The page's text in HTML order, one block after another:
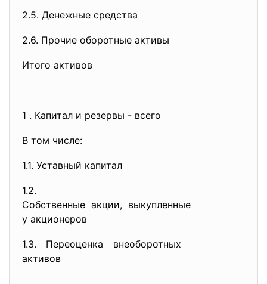
2.5. Денежные средства
2.6. Прочие оборотные активы
Итого активов
1 . Капитал и резервы - всего
В том числе:
1.1. Уставный капитал
1.2.
Собственные акции, выкупленные
у акционеров
1.3. Переоценка внеоборотных
активов